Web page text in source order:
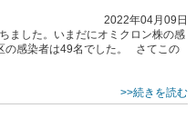
2022年04月09日
ました。いまだにオミクロン株の感
の感染者は49名でした。 さてこの
>>続きを読む